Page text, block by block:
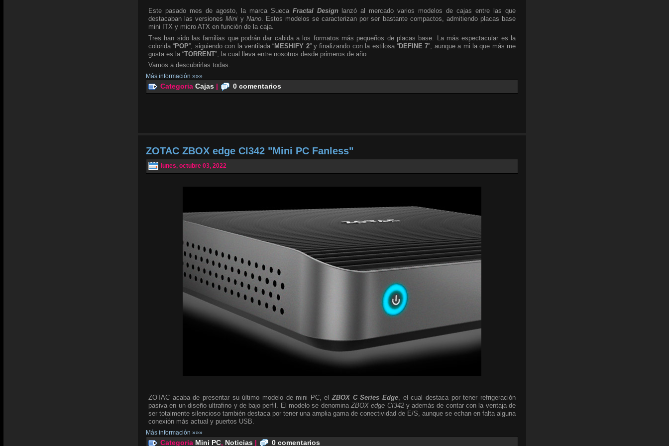
Este pasado mes de agosto, la marca Sueca Fractal Designlanzó al mercado varios modelos de cajas entre las que
destacaban las versionesMini y Nano. Estos modelos se caracterizan por ser bastante compactos, admitiendo placas base
mini ITX y micro ATX en función de la caja.
Tres han sido las familias que podrán dar cabida a los formatos más pequeños de placas base. La más espectacular es la
colorida “POP”, siguiendo con la ventilada “MESHIFY 2” y finalizando con la estilosa “DEFINE 7”, aunque a mi la que más me
gusta es la “TORRENT”, la cual lleva entre nosotros desde primeros de año.
Vamos a descubrirlas todas.
Más información »»»
Categoria Cajas | 0 comentarios
ZOTAC ZBOX edge CI342 "Mini PC Fanless"
lunes, octubre 03, 2022
ZOTAC acaba de presentar su último modelo de mini PC, elZBOX C Series Edge, el cual destaca por tener refrigeración
pasiva en un diseño ultrafino y de bajo perfil. El modelo se denomina ZBOX edge CI342y además de contar con la ventaja de
ser totalmente silencioso también destaca por tener una amplia gama de conectividad de E/S, aunque se echan en falta alguna
conexión más actual y puertos USB.
Más información »»»
Categoria Mini PC, Noticias | 0 comentarios